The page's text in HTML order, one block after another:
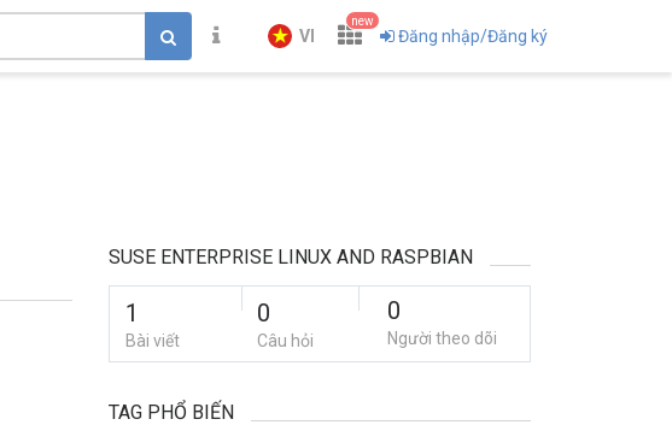
VI
new
Đăng nhập/Đăng ký
SUSE ENTERPRISE LINUX AND RASPBIAN
1
Bài viết
0
Câu hỏi
0
Người theo dõi
TAG PHỔ BIẾN